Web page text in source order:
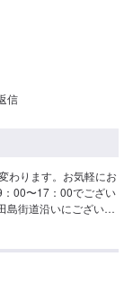
信
わります。お気軽にお
00〜17：00でござい
島街道沿いにございま